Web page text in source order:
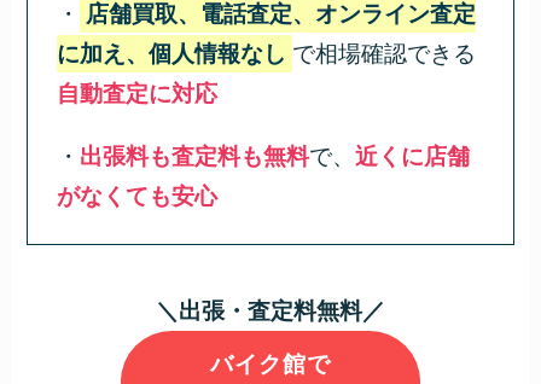
・
店舗買取、電話査定、オンライン査定
に加え、個人情報なし で相場確認できる
自動査定に対応
・ 出張料も査定料も無料で、 近くに店舗
がなくても安心
＼出張・査定料無料／
バイク館で